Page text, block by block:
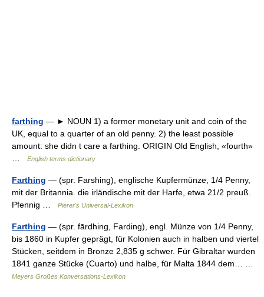
farthing — ► NOUN 1) a former monetary unit and coin of the
UK, equal to a quarter of an old penny. 2) the least possible
amount: she didn t care a farthing. ORIGIN Old English, «fourth»
English terms dictionary
Farthing — (spr. Farshing), englische Kupfermünze, 1/4 Penny,
mit der Britannia. die irländische mit der Harfe, etwa 21/2 preuß.
Pfennig …
Pierer's Universal-Lexikon
Farthing — (spr. fārdhing, Farding), engl. Münze von 1/4 Penny,
bis 1860 in Kupfer geprägt, für Kolonien auch in halben und viertel
Stücken, seitdem in Bronze 2,835 g schwer. Für Gibraltar wurden
1841 ganze Stücke (Cuarto) und halbe, für Malta 1844 dem… …
Meyers Großes Konversations-Lexikon